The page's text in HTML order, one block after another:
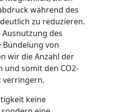
während des
zu reduzieren.
des
Bündelung von
wir die Anzahl der
und somit den CO2-
verringern.
keine